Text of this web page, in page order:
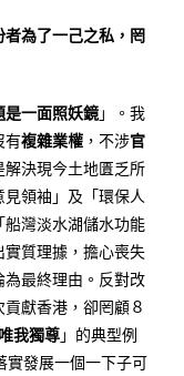
為了一己之私，罔
是一面照妖鏡」。我
有複雜業權 ，不涉官
解決現今土地匱乏所
領袖」及「環保人
灣淡水湖儲水功能
質理據，擔心喪失
最終理由。反對改
獻香港，卻罔顧８
唯我獨尊」的典型例
實發展一個一下子可